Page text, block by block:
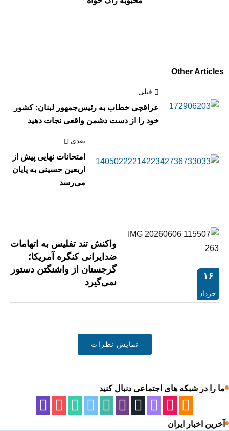
Other Articles
قبلی
عراقچی خطاب به رئیس‌جمهور لبنان: کشور
خود را از دست دشمن واقعی نجات دهید
بعدی
امتحانات نهایی پیش از
اربعین حسینی به پایان
می‌رسد
۱۶
خرداد
واکنش تند تفلیس به اتهامات
ضدایرانی کنگره آمریکا؛
گرجستان از واشنگتن دستور
نمی‌گیرد
نمایش نظرات
ما را در شبکه های اجتماعی دنبال کنید
آخرین اخبار ایران